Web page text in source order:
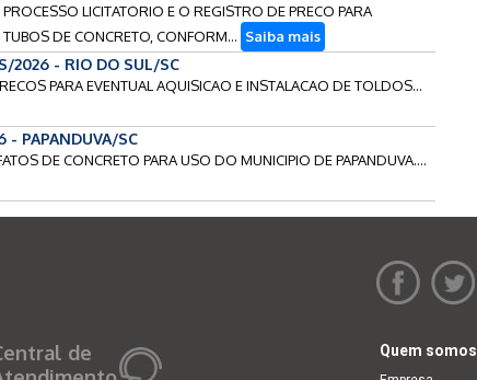
LICITATORIO E O REGISTRO DE PRECO PARA
DE CONCRETO, CONFORM... Saiba mais
2026 - RIO DO SUL/SC
PARA EVENTUAL AQUISICAO E INSTALACAO DE TOLDOS...
- PAPANDUVA/SC
DE CONCRETO PARA USO DO MUNICIPIO DE PAPANDUVA....
de
Quem somos